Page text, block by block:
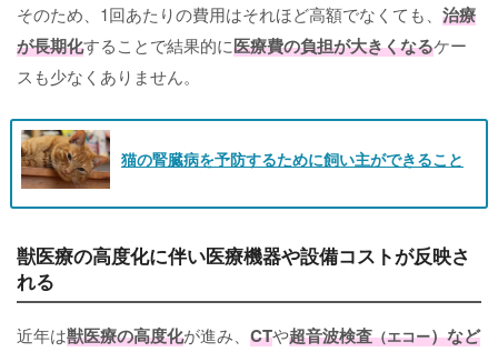
そのため、1回あたりの費用はそれほど高額でなくても、 治療
が長期化することで結果的に医療費の負担が大きくなるケー
スも少なくありません。
猫の腎臓病を予防するために飼い主ができること
獣医療の高度化に伴い医療機器や設備コストが反映さ
れる
近年は獣医療の高度化が進み、 CTや超音波検査（エコー）など